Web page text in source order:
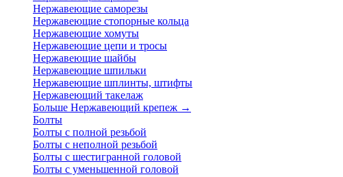
Нержавеющие саморезы
Нержавеющие стопорные кольца
Нержавеющие хомуты
Нержавеющие цепи и тросы
Нержавеющие шайбы
Нержавеющие шпильки
Нержавеющие шплинты, штифты
Нержавеющий такелаж
Больше Нержавеющий крепеж →
Болты
Болты с полной резьбой
Болты с неполной резьбой
Болты с шестигранной головой
Болты с уменьшенной головой